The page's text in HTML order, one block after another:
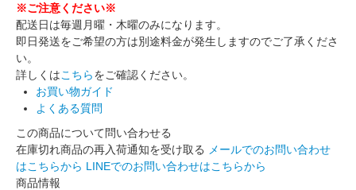
※ご注意ください※
配送日は毎週月曜・木曜のみになります。
即日発送をご希望の方は別途料金が発生しますのでご了承くださ
い。
詳しくはこちらをご確認ください。
お買い物ガイド
よくある質問
この商品について問い合わせる
在庫切れ商品の再入荷通知を受け取る
メールでのお問い合わせ
はこちらから LINEでのお問い合わせはこちらから
商品情報